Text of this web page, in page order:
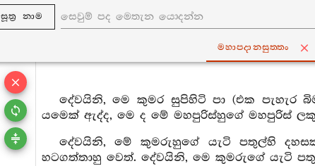
සූත්‍ර නාම
මහාපදානසුත‍්තං
දේවයිනි, මෙ කුමර සුපිහිටි පා (එක
යමෙක් ඇද්ද, මෙ ද මේ මහපුරිස්හුගේ මහපුරිස්
දේවයිනි, මේ කුමරුහුගේ යැටි පතුල්හි
හටගත්තාහු වෙත්. දේවයිනි, මෙ කුමරුගේ යැටි